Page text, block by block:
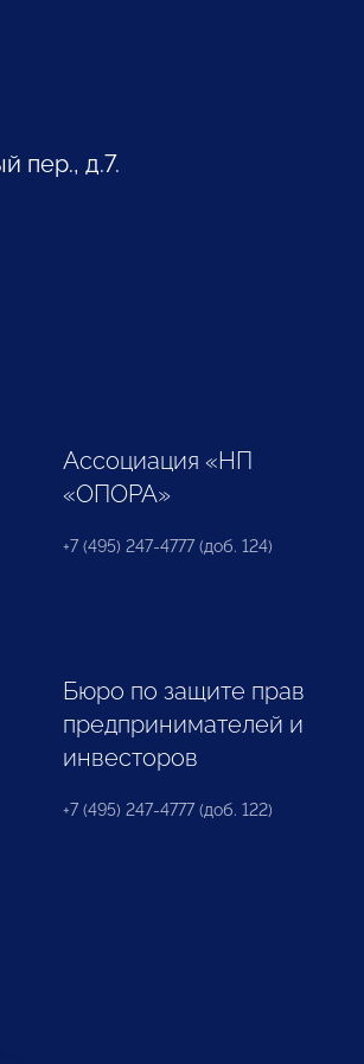
пер., д.7.
Ассоциация «НП
«ОПОРА»
+7 (495) 247-4777 (доб. 124)
Бюро по защите прав
предпринимателей и
инвесторов
+7 (495) 247-4777 (доб. 122)